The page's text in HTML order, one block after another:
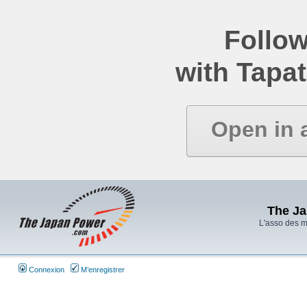
with
Open in
The
L'asso des
Connexion M’enregistrer